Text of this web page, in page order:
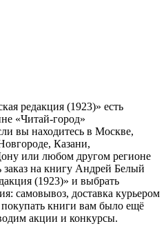
редакция (1923)» есть
«Читай-город»
вы находитесь в Москве,
Казани,
или любом другом регионе
на книгу Андрей Белый
(1923)» и выбрать
самовывоз, доставка курьером
книги вам было ещё
акции и конкурсы.